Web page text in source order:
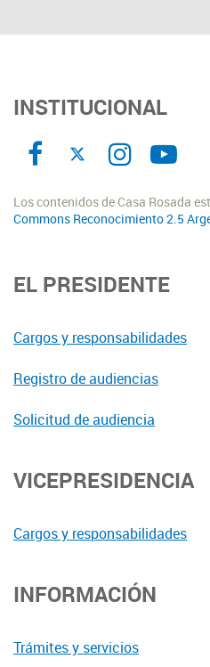
INSTITUCIONAL
Los contenidos de Casa Rosada
Commons Reconocimiento 2.5
EL PRESIDENTE
Cargos y responsabilidades
Registro de audiencias
Solicitud de audiencia
VICEPRESIDENCIA
Cargos y responsabilidades
INFORMACIÓN
Trámites y servicios